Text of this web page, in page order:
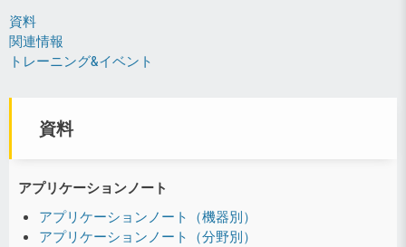
資料
関連情報
トレーニング&イベント
資料
アプリケーションノート
アプリケーションノート（機器別）
アプリケーションノート（分野別）